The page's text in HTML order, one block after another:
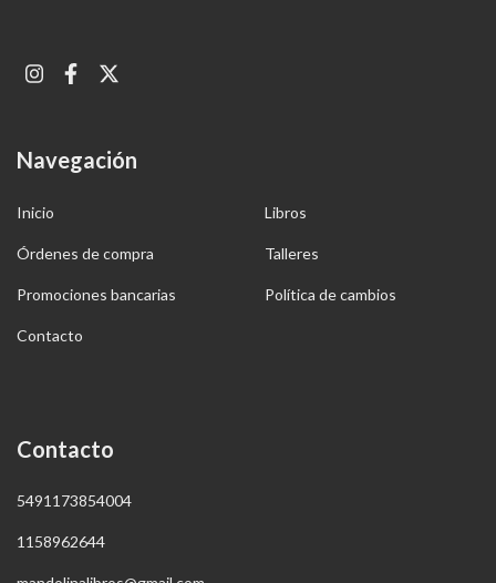
Navegación
Inicio Libros
Órdenes de compra Talleres
Promociones bancarias Política de cambios
Contacto
Contacto
5491173854004
1158962644